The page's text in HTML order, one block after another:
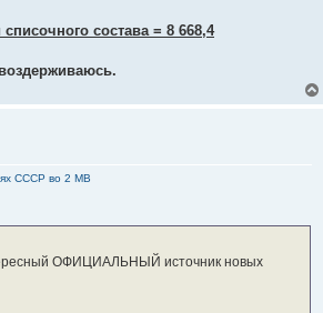
состава = 8 668,4
СССР во 2 МВ
ОФИЦИАЛЬНЫЙ источник новых